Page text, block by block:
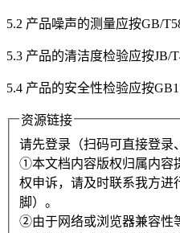
5.2 产品噪声的测量应按GB/
5.3 产品的清洁度检验应按JB/
5.4 产品的安全性检验应按
资源链接
请先登录（扫码可直接登录
①本文档内容版权归属内容
权申诉，请及时联系我方进
脚）。
②由于网络或浏览器兼容性